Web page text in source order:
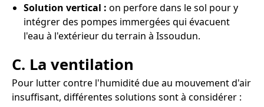
Solution vertical : on perfore dans le sol pour y
intégrer des pompes immergées qui évacuent
l'eau à l'extérieur du terrain à Issoudun.
C. La ventilation
Pour lutter contre l'humidité due au mouvement d'air
insuffisant, différentes solutions sont à considérer :